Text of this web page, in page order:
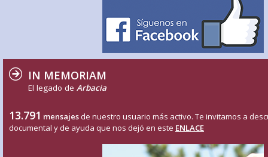
IN MEMORIAM
El legado de Arbacia
13.791 mensajes de nuestro usuario más activo. Te invitamos a
documental y de ayuda que nos dejó en este ENLACE